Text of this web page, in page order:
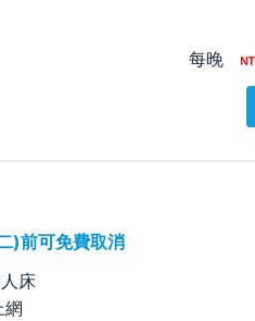
每晚
)前可免費取消
床
網